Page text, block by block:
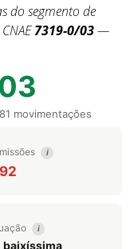
do segmento de
7319-0/03—
movimentações
i
i
baixíssima